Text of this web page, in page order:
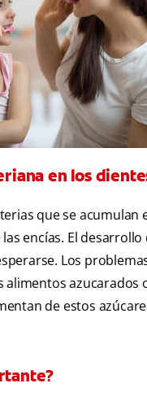
en los
que se
encías. El
Los
alimentos
de estos